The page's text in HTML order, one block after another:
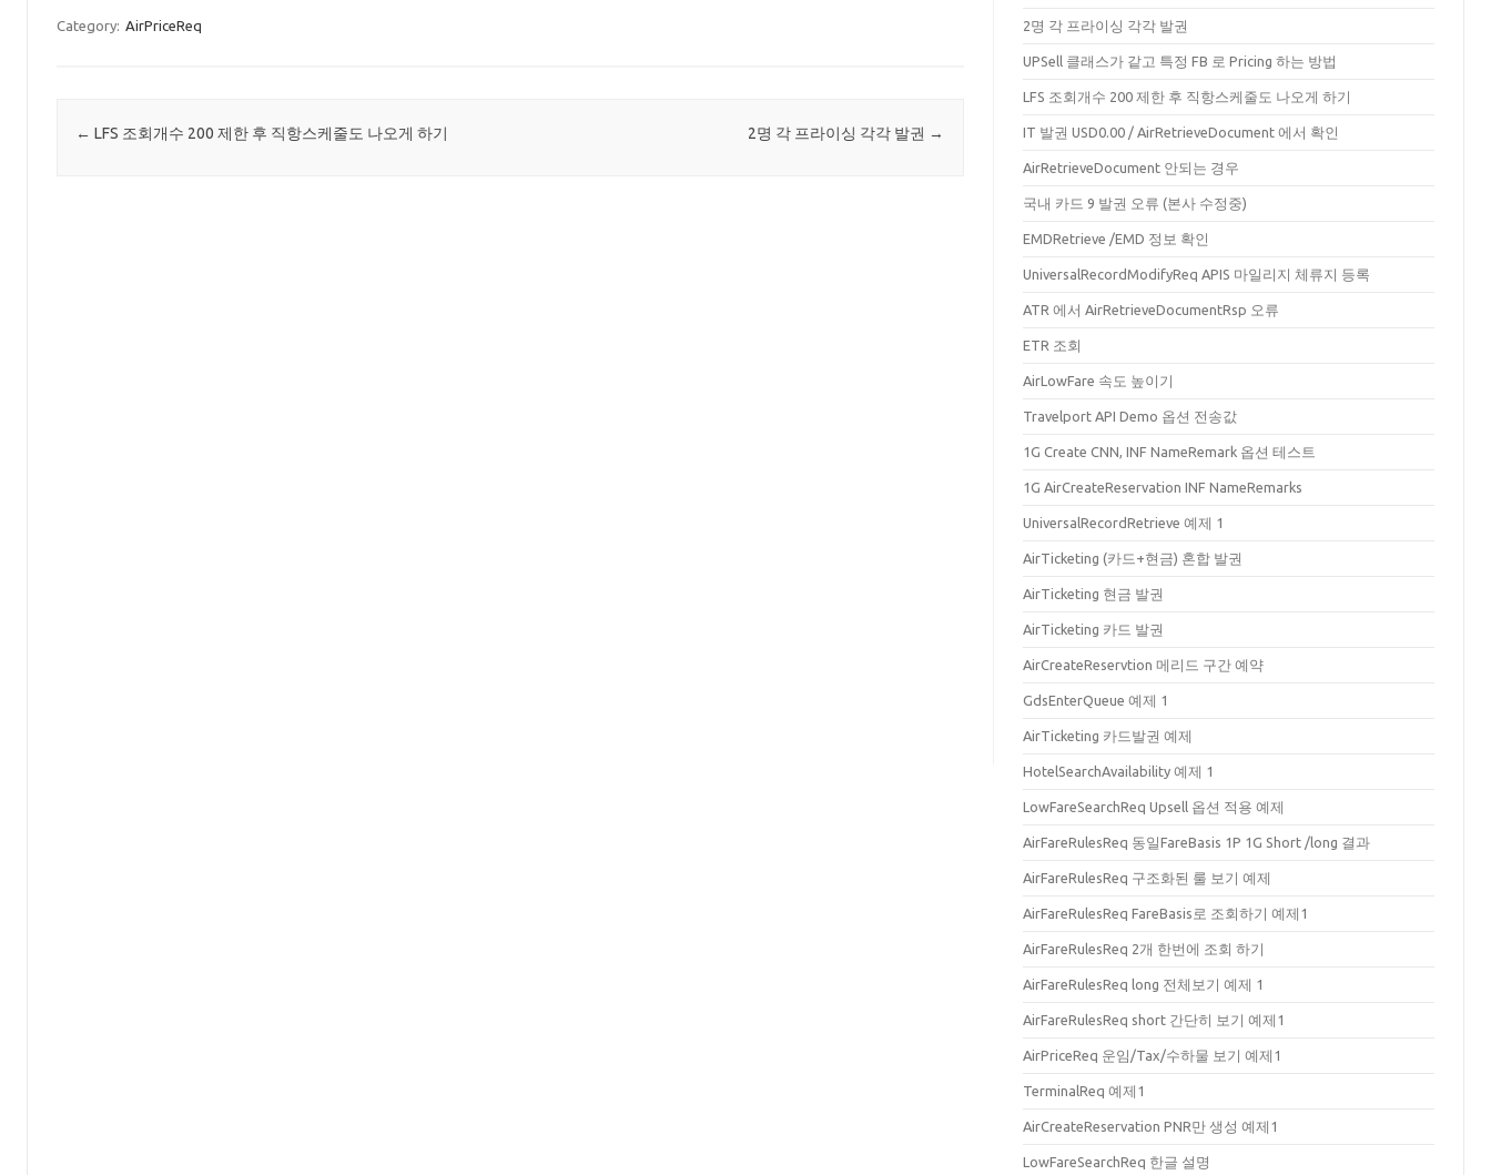
Category: AirPriceReq
Post navigation
← LFS 조회개수 200 제한 후 직항스케줄도 나오게 하기 2명 각 프라이싱 각각 발권 →
2명 각 프라이싱 각각 발권
UPSell 클래스가 같고 특정 FB 로 Pricing 하는 방법
LFS 조회개수 200 제한 후 직항스케줄도 나오게 하기
IT 발권 USD0.00 / AirRetrieveDocument 에서 확인
AirRetrieveDocument 안되는 경우
국내 카드 9 발권 오류 (본사 수정중)
EMDRetrieve /EMD 정보 확인
UniversalRecordModifyReq APIS 마일리지 체류지 등록
ATR 에서 AirRetrieveDocumentRsp 오류
ETR 조회
AirLowFare 속도 높이기
Travelport API Demo 옵션 전송값
1G Create CNN, INF NameRemark 옵션 테스트
1G AirCreateReservation INF NameRemarks
UniversalRecordRetrieve 예제 1
AirTicketing (카드+현금) 혼합 발권
AirTicketing 현금 발권
AirTicketing 카드 발권
AirCreateReservtion 메리드 구간 예약
GdsEnterQueue 예제 1
AirTicketing 카드발권 예제
HotelSearchAvailability 예제 1
LowFareSearchReq Upsell 옵션 적용 예제
AirFareRulesReq 동일FareBasis 1P 1G Short /long 결과
AirFareRulesReq 구조화된 룰 보기 예제
AirFareRulesReq FareBasis로 조회하기 예제1
AirFareRulesReq 2개 한번에 조회 하기
AirFareRulesReq long 전체보기 예제 1
AirFareRulesReq short 간단히 보기 예제1
AirPriceReq 운임/Tax/수하물 보기 예제1
TerminalReq 예제1
AirCreateReservation PNR만 생성 예제1
LowFareSearchReq 한글 설명